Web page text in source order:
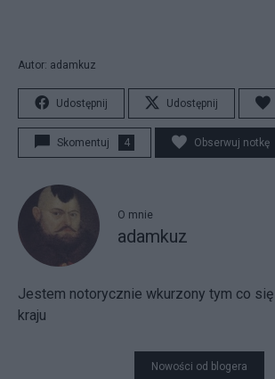
Autor: adamkuz
Udostępnij Udostępnij
Skomentuj 4 Obserwuj notkę
O mnie
adamkuz
Jestem notorycznie wkurzony tym co
kraju
Nowości od blogera